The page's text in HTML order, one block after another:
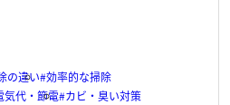
の違い 効率的な掃除
気代・節電 カビ・臭い対策